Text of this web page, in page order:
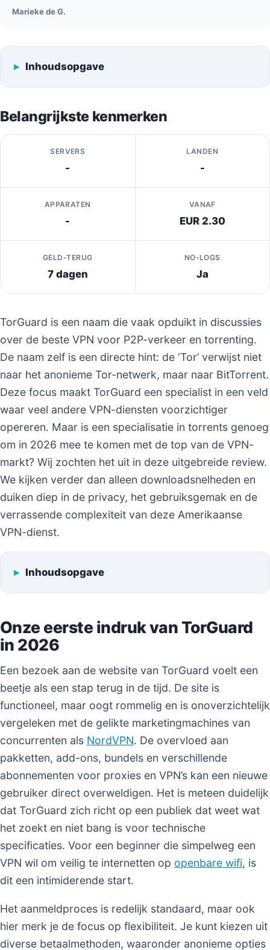
Marieke de G.
Inhoudsopgave
Belangrijkste kenmerken
SERVERS
-
LANDEN
-
APPARATEN
-
VANAF
EUR 2.30
GELD-TERUG
7 dagen
NO-LOGS
Ja
TorGuard is een naam die vaak opduikt in discussies
over de beste VPN voor P2P-verkeer en torrenting.
De naam zelf is een directe hint: de ‘Tor’ verwijst niet
naar het anonieme Tor-netwerk, maar naar BitTorrent.
Deze focus maakt TorGuard een specialist in een veld
waar veel andere VPN-diensten voorzichtiger
opereren. Maar is een specialisatie in torrents genoeg
om in 2026 mee te komen met de top van de VPN-
markt? Wij zochten het uit in deze uitgebreide review.
We kijken verder dan alleen downloadsnelheden en
duiken diep in de privacy, het gebruiksgemak en de
verrassende complexiteit van deze Amerikaanse
VPN-dienst.
Inhoudsopgave
Onze eerste indruk van TorGuard
in 2026
Een bezoek aan de website van TorGuard voelt een
beetje als een stap terug in de tijd. De site is
functioneel, maar oogt rommelig en is onoverzichtelijk
vergeleken met de gelikte marketingmachines van
concurrenten als NordVPN. De overvloed aan
pakketten, add-ons, bundels en verschillende
abonnementen voor proxies en VPN’s kan een nieuwe
gebruiker direct overweldigen. Het is meteen duidelijk
dat TorGuard zich richt op een publiek dat weet wat
het zoekt en niet bang is voor technische
specificaties. Voor een beginner die simpelweg een
VPN wil om veilig te internetten op openbare wifi, is
dit een intimiderende start.
Het aanmeldproces is redelijk standaard, maar ook
hier merk je de focus op flexibiliteit. Je kunt kiezen uit
diverse betaalmethoden, waaronder anonieme opties